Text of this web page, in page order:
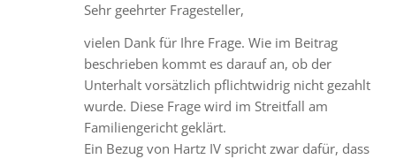
Sehr geehrter Fragesteller,
vielen Dank für Ihre Frage. Wie im Beitrag
beschrieben kommt es darauf an, ob der
Unterhalt vorsätzlich pflichtwidrig nicht gezahlt
wurde. Diese Frage wird im Streitfall am
Familiengericht geklärt.
Ein Bezug von Hartz IV spricht zwar dafür, dass